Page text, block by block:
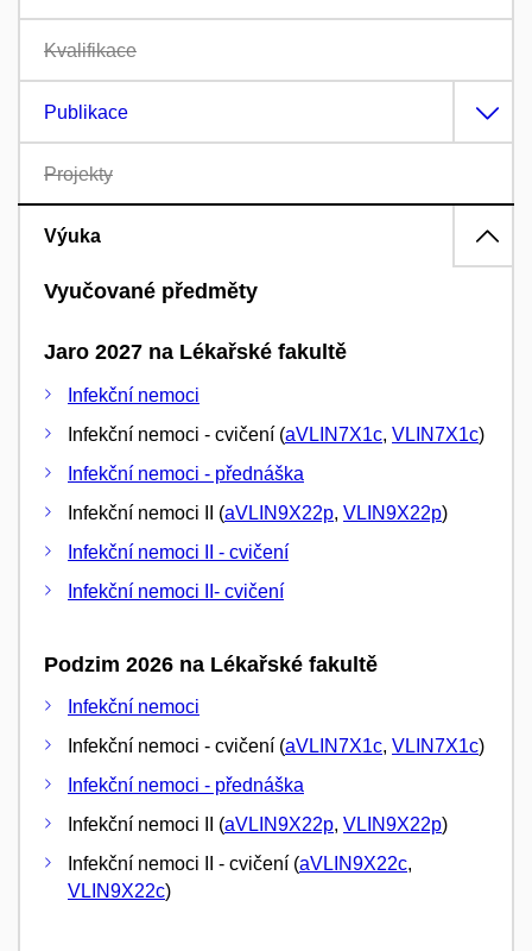
Kvalifikace
Publikace
Projekty
Výuka
Vyučované předměty
Jaro 2027 na Lékařské fakultě
Infekční nemoci
Infekční nemoci - cvičení (aVLIN7X1c, VLIN7X1c)
Infekční nemoci - přednáška
Infekční nemoci II (aVLIN9X22p, VLIN9X22p)
Infekční nemoci II - cvičení
Infekční nemoci II- cvičení
Podzim 2026 na Lékařské fakultě
Infekční nemoci
Infekční nemoci - cvičení (aVLIN7X1c, VLIN7X1c)
Infekční nemoci - přednáška
Infekční nemoci II (aVLIN9X22p, VLIN9X22p)
Infekční nemoci II - cvičení (aVLIN9X22c,
VLIN9X22c)